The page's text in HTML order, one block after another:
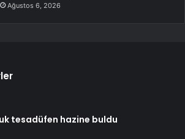
Ağustos 6, 2026
tesadüfen hazine buldu